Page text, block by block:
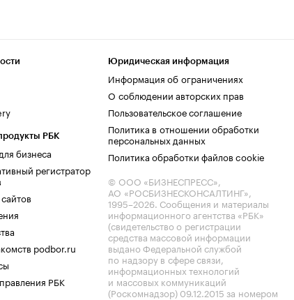
РБК
бизнеса
регистратор
podbor.ru
РБК
Юридическая информация
Информация об ограничениях
О соблюдении авторских прав
Пользовательское соглашение
Политика в отношении обработки
персональных данных
Политика обработки файлов cookie
© ООО «БИЗНЕСПРЕСС»,
АО «РОСБИЗНЕСКОНСАЛТИНГ»,
1995–2026. Сообщения и материалы
информационного агентства «РБК»
(свидетельство о регистрации
средства массовой информации
выдано Федеральной службой
по надзору в сфере связи,
информационных технологий
и массовых коммуникаций
(Роскомнадзор) 09.12.2015 за номером